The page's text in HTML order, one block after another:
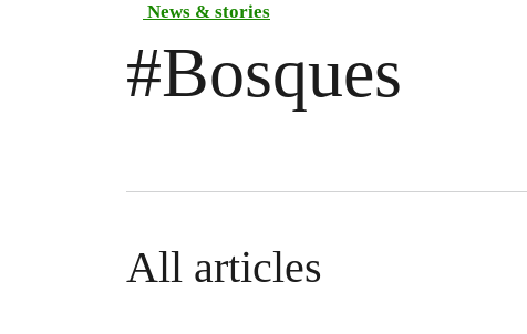
News & stories
#Bosques
All articles